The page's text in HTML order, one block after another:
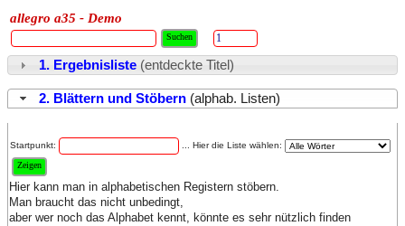
allegro a35 - Demo
1. Ergebnisliste(entdeckte Titel)
2. Blättern und Stöbern(alphab. Listen)
Startpunkt: ... Hier die Liste wählen:
Hier kann man in alphabetischen Registern stöbern.
Man braucht das nicht unbedingt,
aber wer noch das Alphabet kennt, könnte es sehr nützlich finden